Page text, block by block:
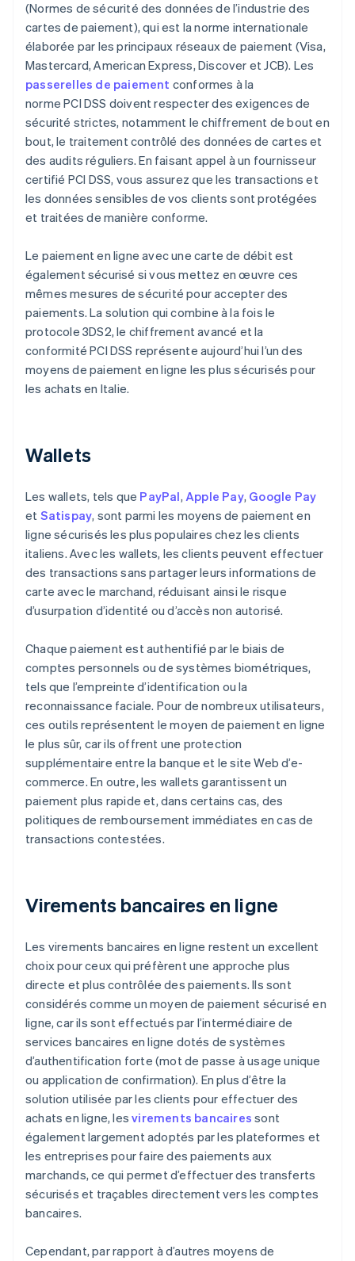
(Normes de sécurité des données de l’industrie des
cartes de paiement), qui est la norme internationale
élaborée par les principaux réseaux de paiement (Visa,
Mastercard, American Express, Discover et JCB). Les
passerelles de paiement conformes à la
norme PCI DSS doivent respecter des exigences de
sécurité strictes, notamment le chiffrement de bout en
bout, le traitement contrôlé des données de cartes et
des audits réguliers. En faisant appel à un fournisseur
certifié PCI DSS, vous assurez que les transactions et
les données sensibles de vos clients sont protégées
et traitées de manière conforme.
Le paiement en ligne avec une carte de débit est
également sécurisé si vous mettez en œuvre ces
mêmes mesures de sécurité pour accepter des
paiements. La solution qui combine à la fois le
protocole 3DS2, le chiffrement avancé et la
conformité PCI DSS représente aujourd’hui l’un des
moyens de paiement en ligne les plus sécurisés pour
les achats en Italie.
Wallets
Les wallets, tels que PayPal,Apple Pay, Google Pay
et Satispay, sont parmi les moyens de paiement en
ligne sécurisés les plus populaires chez les clients
italiens. Avec les wallets, les clients peuvent effectuer
des transactions sans partager leurs informations de
carte avec le marchand, réduisant ainsi le risque
d’usurpation d’identité ou d’accès non autorisé.
Chaque paiement est authentifié par le biais de
comptes personnels ou de systèmes biométriques,
tels que l’empreinte d’identification ou la
reconnaissance faciale. Pour de nombreux utilisateurs,
ces outils représentent le moyen de paiement en ligne
le plus sûr, car ils offrent une protection
supplémentaire entre la banque et le site Web d’e-
commerce. En outre, les wallets garantissent un
paiement plus rapide et, dans certains cas, des
politiques de remboursement immédiates en cas de
transactions contestées.
Virements bancaires en ligne
Les virements bancaires en ligne restent un excellent
choix pour ceux qui préfèrent une approche plus
directe et plus contrôlée des paiements. Ils sont
considérés comme un moyen de paiement sécurisé en
ligne, car ils sont effectués par l’intermédiaire de
services bancaires en ligne dotés de systèmes
d’authentification forte (mot de passe à usage unique
ou application de confirmation). En plus d’être la
solution utilisée par les clients pour effectuer des
achats en ligne, lesvirements bancaires sont
également largement adoptés par les plateformes et
les entreprises pour faire des paiements aux
marchands, ce qui permet d’effectuer des transferts
sécurisés et traçables directement vers les comptes
bancaires.
Cependant, par rapport à d’autres moyens de